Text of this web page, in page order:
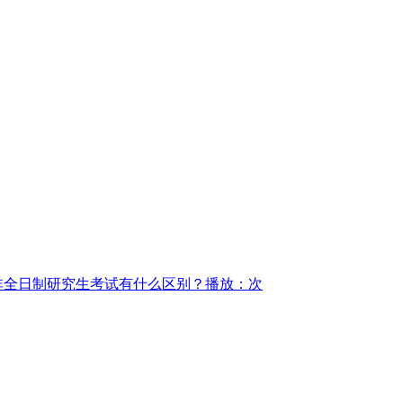
日制研究生考试有什么区别？ 播放：次